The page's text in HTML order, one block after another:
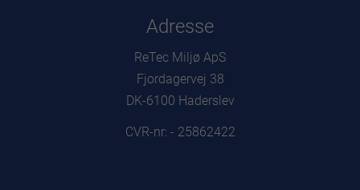
Adresse
ReTec Miljø ApS
Fjordagervej 38
DK-6100 Haderslev
CVR-nr: - 25862422